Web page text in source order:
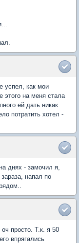
успел, как мои
этого на меня стала
ей дать никак
потратить хотел -
днях - замочил я,
напал по
просто. Т.к. я 50
впрягались